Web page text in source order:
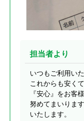
担当者より
いつもご利用い
これからも安く
『安心』をお客
努めてまいりま
いたします。